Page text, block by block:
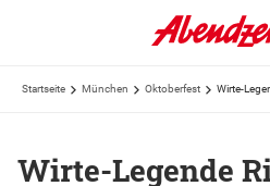
Startseite München Oktoberfest
Wirte-Legende